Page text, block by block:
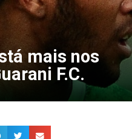
mais nos
F.C.